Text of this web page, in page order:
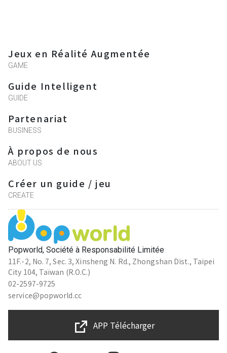
Popworld, Société à Responsabilité Limitée
11F.-2, No. 7, Sec. 3, Xinsheng N. Rd., Zhongshan Dist., Taipei
City 104, Taïwan (R.O.C.)
02-2597-9725
service@popworld.cc
Jeux en Réalité Augmentée
GAME
Guide Intelligent
GUIDE
Partenariat
BUSINESS
À propos de nous
ABOUT US
Créer un guide / jeu
CREATE
APP Télécharger